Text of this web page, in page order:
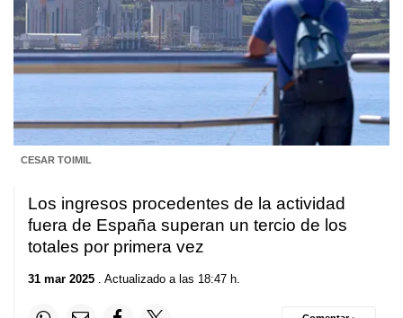
CESAR TOIMIL
Los ingresos procedentes de la actividad
fuera de España superan un tercio de los
totales por primera vez
31 mar 2025 . Actualizado a las 18:47 h.